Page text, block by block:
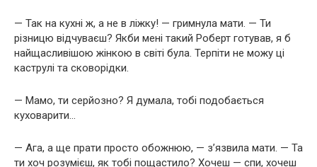
— Так на кухні ж, а не в ліжку! — гримнула мати. — Ти
різницю відчуваєш? Якби мені такий Роберт готував, я б
найщасливішою жінкою в світі була. Терпіти не можу ці
каструлі та сковорідки.
— Мамо, ти серйозно? Я думала, тобі подобається
куховарити…
— Ага, а ще прати просто обожнюю, — з’язвила мати. — Та
ти хоч розумієш, як тобі пощастило? Хочеш — спи, хочеш